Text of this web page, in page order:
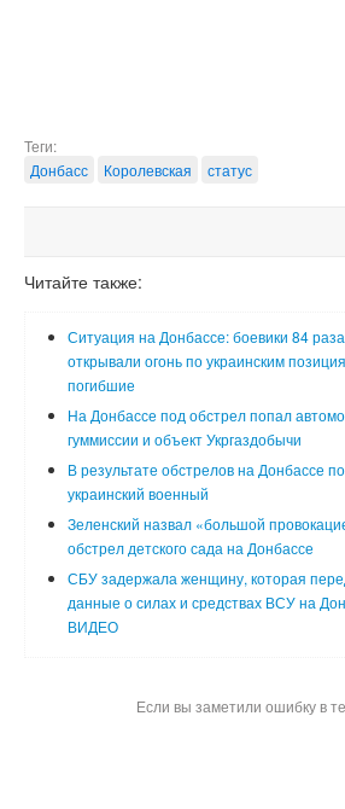
Теги:
Донбасс
Королевская статус
Читайте также:
Ситуация на Донбассе: боевики 84 раза
открывали огонь по украинским
погибшие
На Донбассе под обстрел попал
гуммиссии и объект Укргаздобычи
В результате обстрелов на Донбассе
украинский военный
Зеленский назвал «большой
обстрел детского сада на Донбассе
СБУ задержала женщину, которая
данные о силах и средствах ВСУ на
ВИДЕО
Если вы заметили ошибку в